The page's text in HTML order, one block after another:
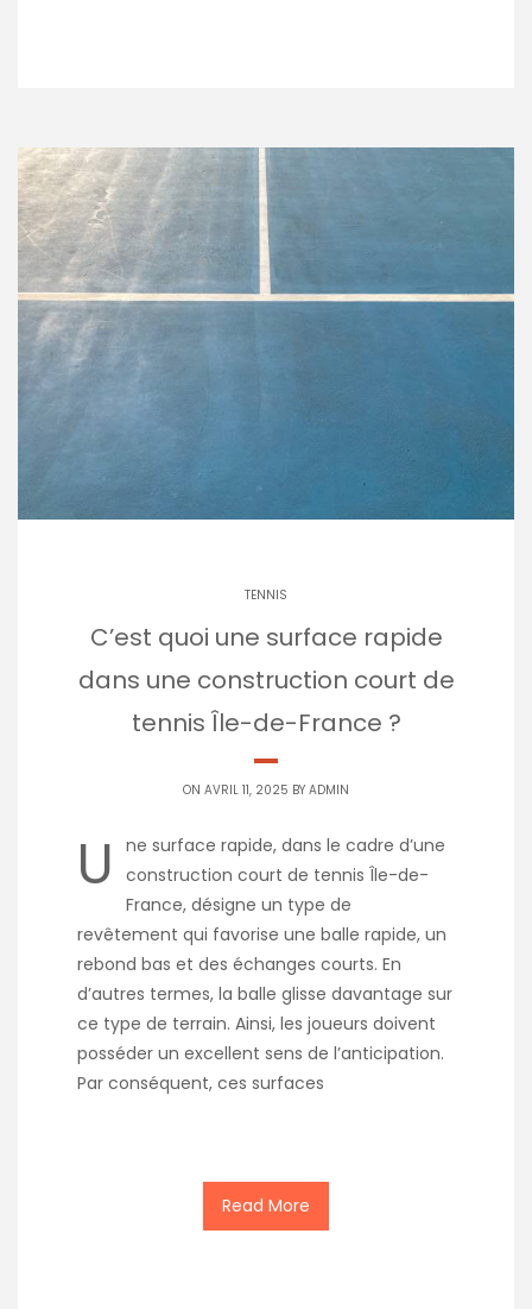
TENNIS
C’est quoi une surface rapide
dans une construction court de
tennis Île-de-France ?
ON AVRIL 11, 2025 BY ADMIN
U
ne surface rapide, dans le cadre d’une
construction court de tennis Île-de-
France, désigne un type de
revêtement qui favorise une balle rapide, un
rebond bas et des échanges courts. En
d’autres termes, la balle glisse davantage sur
ce type de terrain. Ainsi, les joueurs doivent
posséder un excellent sens de l’anticipation.
Par conséquent, ces surfaces
Read More